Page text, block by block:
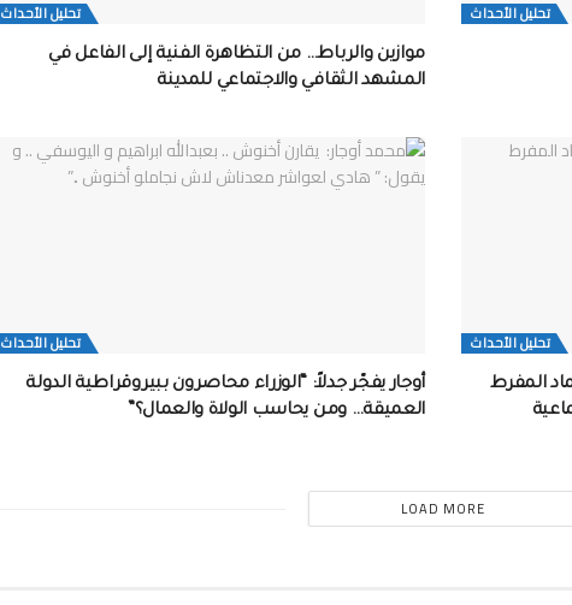
تحلیل الأحداث تحلیل الأحداث
موازين والرباط… من التظاهرة الفنية إلى الفاعل في
المشهد الثقافي والاجتماعي للمدينة
تحلیل الأحداث
المفرط
تحلیل الأحداث
أوجار يفجّر جدلاً: “الوزراء محاصرون ببيروقراطية الدولة
العميقة… ومن يحاسب الولاة والعمال؟”
LOAD MORE